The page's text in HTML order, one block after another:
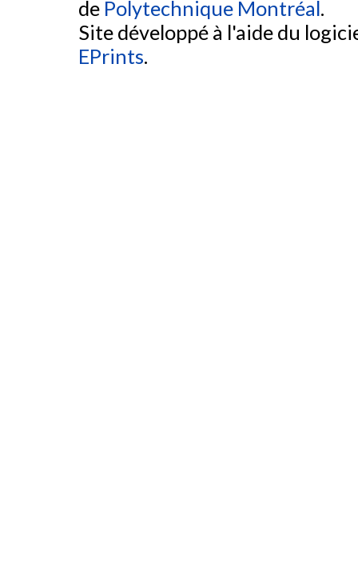
de Polytechnique Montréal.
Site développé à l'aide du
EPrints.